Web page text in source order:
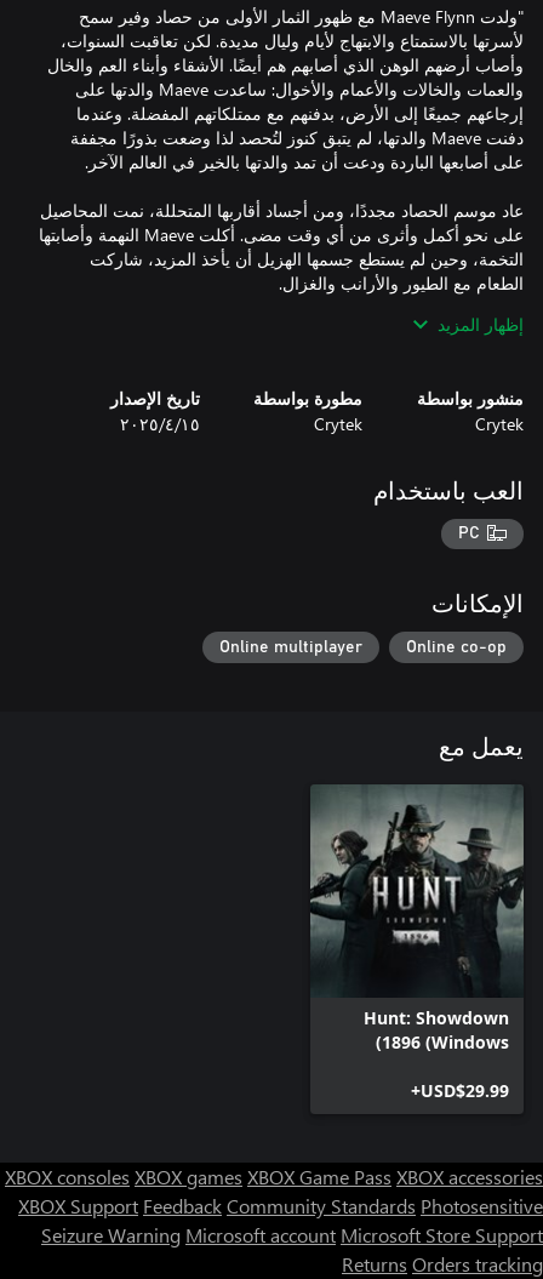
"ولدت Maeve Flynn مع ظهور الثمار الأولى من حصاد وفير سمح
لأسرتها بالاستمتاع والابتهاج لأيام وليال مديدة. لكن تعاقبت السنوات،
وأصاب أرضهم الوهن الذي أصابهم هم أيضًا. الأشقاء وأبناء العم والخال
والعمات والخالات والأعمام والأخوال: ساعدت Maeve والدتها على
إرجاعهم جميعًا إلى الأرض، بدفنهم مع ممتلكاتهم المفضلة. وعندما
دفنت Maeve والدتها، لم يتبق كنوز لتُحصد لذا وضعت بذورًا مجففة
عاد موسم الحصاد مجددًا، ومن أجساد أقاربها المتحللة، نمت المحاصيل
على نحو أكمل وأثرى من أي وقت مضى. أكلت Maeve النهمة وأصابتها
التخمة، وحين لم يستطع جسمها الهزيل أن يأخذ المزيد، شاركت
أصبحت Maeve منعزلة، وستمر سنوات عديدة قبل أن تقابل شخصًا
أعدت نفسها لنوع مختلف من الحصاد."
إظهار المزيد
منشور بواسطة
Crytek
مطورة بواسطة
Crytek
تاريخ الإصدار
١٥‏/٤‏/٢٠٢٥
العب باستخدام
PC
الإمكانات
Online co-op
Online multiplayer
يعمل مع
Hunt: Showdown
1896 (Windows)
USD$29.99+
XBOX consoles XBOX games XBOX Game Pass XBOX accessories
XBOX Support FeedbackCommunity Standards Photosensitive
Seizure Warning Microsoft account Microsoft Store Support
Returns Orders tracking